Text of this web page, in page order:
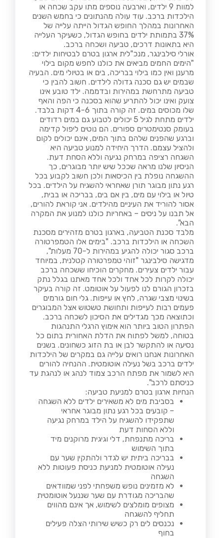
למוות 9 ילדים, וארבעה נוספים מתו עקב שכחה או
הילכדות ברכב. עוד עולה מהנתונים כי בחמש השנים
האחרונות במהלך החופש הגדול הייתה עלייה של
37% בתמותת ילדים בחופש הגדול, כשעיקר העלייה
היא בתאונות דרכים, טביעה ושכחה ברכב.
אורלי סילבינגר, מנכ"לית ארגון בטרם לבטיחות ילדים:
"הימים החמים מביאים את כולנו לחפש מקום בילוי
מרענן ואין כמו בילוי בבריכה, בים או בטיולי מים. הבעיה
שבמים יש גם סכנה גדולה לילדים. חשוב להבין כי
טביעה מתרחשת במהירות ובדממה. ילד טובע אינו
צועק ואינו יכול להתריע שהוא בסכנה כי הפה והאף
שלו מכוסים במים. זה קורה בתוך 4-6 דקות בלבד.
ילדים מתחת לגיל 5 יכולים לטבוע גם במים רדודים
בעומק סנטימטרים ספורים. הם נוטים ליפול קדימה
וברגע שהפנים שלהם בתוך המים, אינם יכולים לקום
ולהציל עצמם. הדרך היחידה למנוע טביעה היא
השגחה רציפה במרחק נגיעה וללא הסחת דעת.
הניסיון שלנו מראה שככל שיש יותר מבוגרים, כך
ההשגחה נופלת בין הכיסאות ולכן חשוב לקבוע בכל
רגע נתון מבוגר תורן שאחראי להשגיח על הילדים. בכל
טיול או בילוי עם מים, בין אם בים, בבריכה או בבית,
אסור להוריד את העיניים מהילדים. אני קוראת להורים,
אל תבנו על ניסים – באחריות כולנו למנוע את המקרה
הבא".
מלבד סכנת הטביעה, בארגון בטרם מזהירים מסכנת
השכחה או הילכדות ברכב. "בימים אלו הטמפרטורה
ברכב סגור יכולה להגיע במהירות ל-70 מעלות",
מדגישה סילבינגר "זוהי טמפרטורה קטלנית, במיוחד
עבור ילדים צעירים. מחקרים הוכיחו ששכחה ברכב
יכולה לקרות לכל אחד ולכל אחד מאתנו בגלל נתק
בזכרון הגורם לנו לפעול על אוטומט. זה קורה בעיקר
בשינוי מצבי שגרה, לחץ או עייפות. גלי חום גורמים
פעמים רבות לעייפות ותחושת טשטוש אצל המבוגרים
וכתוצאה מכך מגדילים את הסיכון לשכחה ברכב.
הפתרון הטוב ביותר הוא אימוץ הרגלי התנהגות
בטוחה, למשל לפתוח את הדלת האחורית בתום כל
נסיעה או להתקשר לבן או בת הזוג כשחונים. בשנים
האחרונות אנחנו רואים עלייה גם במקרים של הילכדות
ילדים ברכב בשל נעילה אוטומטית. ההנחיה להורים
היא לשמור את מפתח הרכב צמוד לנהג או לנהגת עד
כניסתם לרכב".
הנחיות ארגון בטרם למניעת טביעה:
בסביבת מים לא משאירים ילדים ללא השגחה
– קובעים בכל רגע נתון מבוגר אחראי
שתפקידו להשגיח על הילד במרחק נגיעה
וללא הסחות דעת
בריכה מתנפחת, דלי וגיגית מרוקנים מיד
בתוך השימוש
בבריכה ביתית יש לגדר ולהתקין שער עם
נעילה אוטומטית למניעת כניסת פעוטות ללא
השגחה
לא מזמינים נופש משפחתי לפני שמוודאים
שהבריכה מגודרת עם שער שננעל אוטומטית
מצופים מומלצים לשימוש, אך אינם מהווים
תחליף להשגחה
נכנסים לים רק כשיש שירותי הצלה פעילים
בחוף